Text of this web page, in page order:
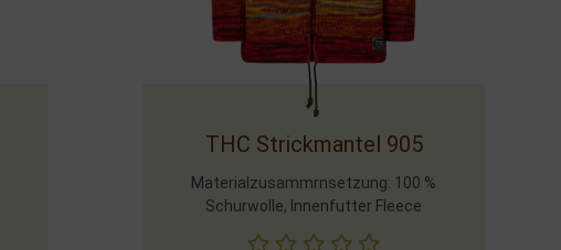
THC Strickmantel 905
Materialzusammrnsetzung: 100 %
Schurwolle, Innenfutter Fleece